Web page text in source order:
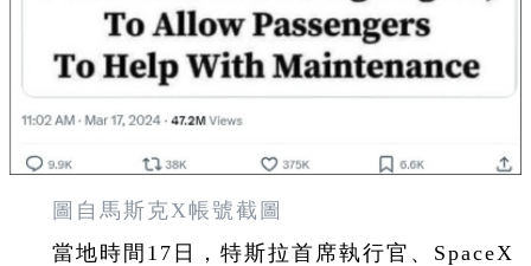
圖自 馬斯克X帳號截圖
當地時間17日，特斯拉首席執行官、SpaceX